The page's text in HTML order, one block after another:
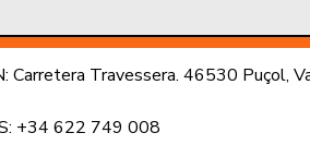
Carretera Travessera. 46530 Puçol,
+34 622 749 008